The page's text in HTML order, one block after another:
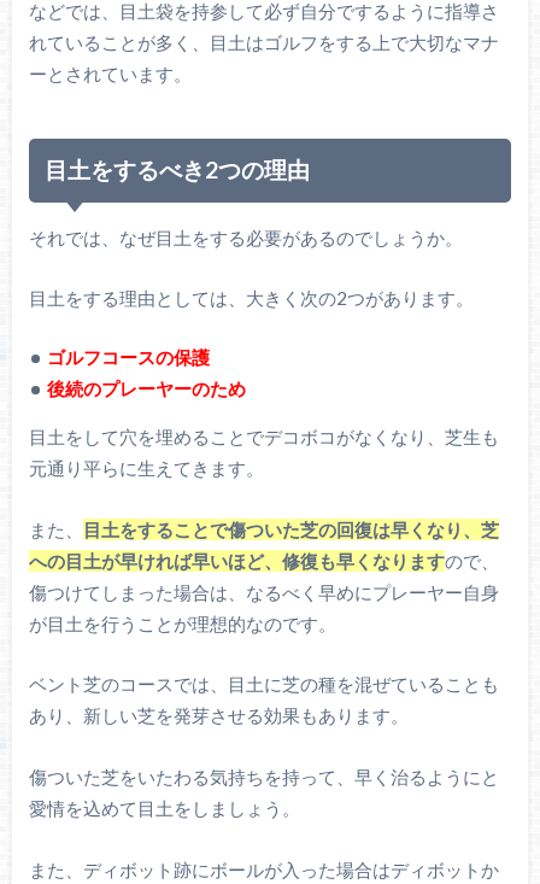
などでは、目土袋を持参して必ず自分でするように指導さ
れていることが多く、目土はゴルフをする上で大切なマナ
ーとされています。
目土をするべき2つの理由
それでは、なぜ目土をする必要があるのでしょうか。
目土をする理由としては、大きく次の2つがあります。
ゴルフコースの保護
後続のプレーヤーのため
目土をして穴を埋めることでデコボコがなくなり、芝生も
元通り平らに生えてきます。
また、
目土をすることで傷ついた芝の回復は早くなり、芝
への目土が早ければ早いほど、修復も早くなりますので、
傷つけてしまった場合は、なるべく早めにプレーヤー自身
が目土を行うことが理想的なのです。
ベント芝のコースでは、目土に芝の種を混ぜていることも
あり、新しい芝を発芽させる効果もあります。
傷ついた芝をいたわる気持ちを持って、早く治るようにと
愛情を込めて目土をしましょう。
また、ディボット跡にボールが入った場合はディボットか